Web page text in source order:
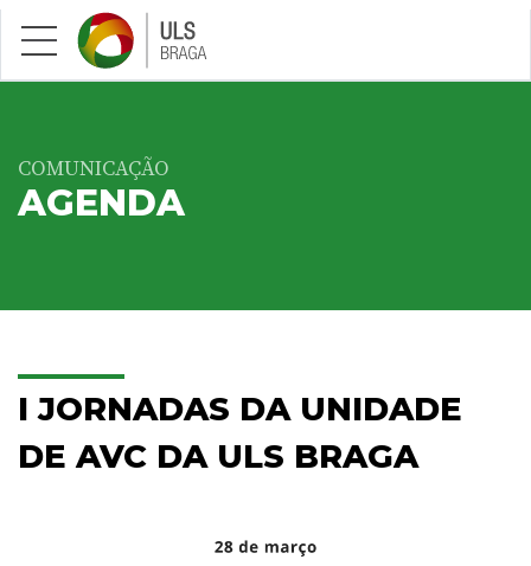
Saltar para conteúdo principal
COMUNICAÇÃO
AGENDA
I JORNADAS DA UNIDADE
DE AVC DA ULS BRAGA